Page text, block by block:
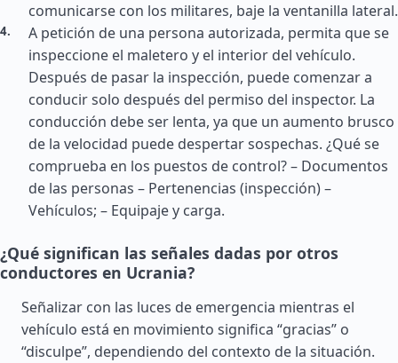
comunicarse con los militares, baje la ventanilla lateral.
A petición de una persona autorizada, permita que se
inspeccione el maletero y el interior del vehículo.
Después de pasar la inspección, puede comenzar a
conducir solo después del permiso del inspector. La
conducción debe ser lenta, ya que un aumento brusco
de la velocidad puede despertar sospechas. ¿Qué se
comprueba en los puestos de control? – Documentos
de las personas – Pertenencias (inspección) –
Vehículos; – Equipaje y carga.
¿Qué significan las señales dadas por otros
conductores en Ucrania?
Señalizar con las luces de emergencia mientras el
vehículo está en movimiento significa “gracias” o
“disculpe”, dependiendo del contexto de la situación.